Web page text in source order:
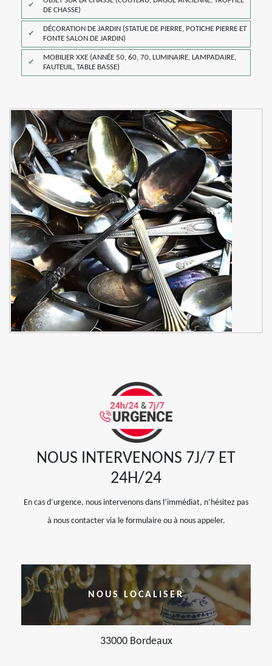
DE CHASSE)
DÉCORATION DE JARDIN (STATUE DE PIERRE, POTICHE PIERRE ET
FONTE SALON DE JARDIN)
MOBILIER XXE (ANNÉE 50, 60, 70, LUMINAIRE, LAMPADAIRE,
FAUTEUIL, TABLE BASSE)
NOUS INTERVENONS 7J/7 ET
24H/24
En cas d’urgence, nous intervenons dans l’immédiat, n’hésitez pas
à nous contacter via le formulaire ou à nous appeler.
NOUS LOCALISER
33000 Bordeaux